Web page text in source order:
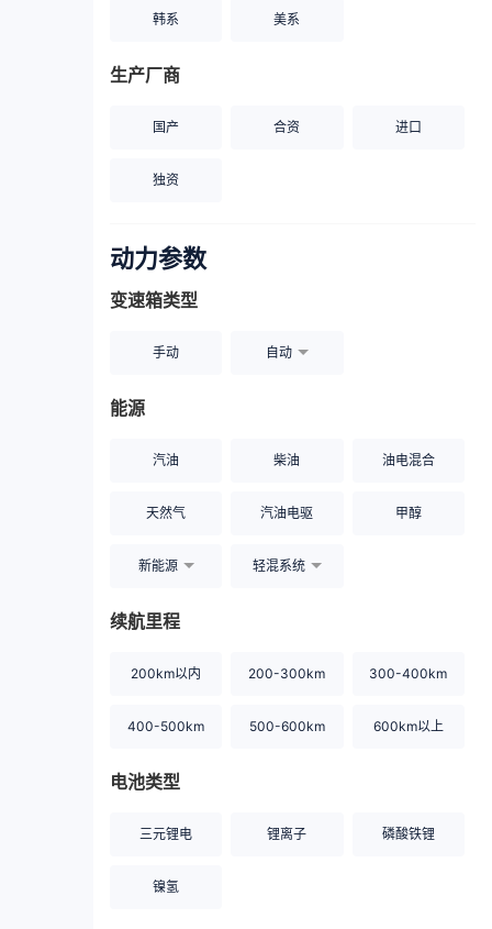
韩系 美系
生产厂商
国产 合资 进口
独资
动力参数
变速箱类型
手动 自动
能源
汽油 柴油 油电混合
天然气 汽油电驱 甲醇
新能源 轻混系统
续航里程
200km以内 200-300km 300-400km
400-500km 500-600km 600km以上
电池类型
三元锂电 锂离子 磷酸铁锂
镍氢